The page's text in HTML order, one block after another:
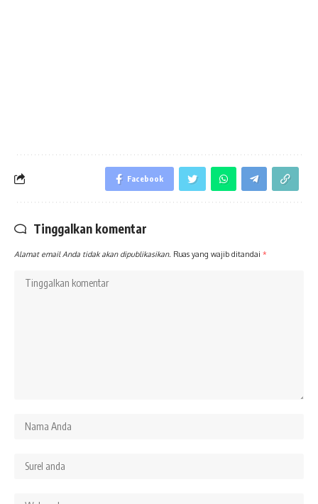
Facebook
Tinggalkan komentar
Alamat email Anda tidak akan dipublikasikan. Ruas yang wajib ditandai *